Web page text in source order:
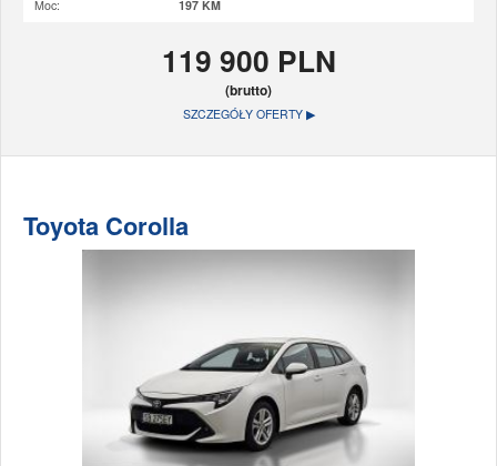
Moc: 197 KM
119 900 PLN
(brutto)
SZCZEGÓŁY OFERTY ▶
Toyota Corolla